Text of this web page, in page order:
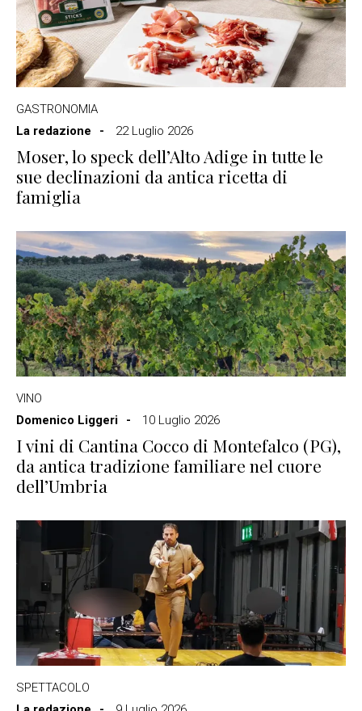
GASTRONOMIA
La redazione
22 Luglio 2026
Moser, lo speck dell’Alto Adige in tutte le
sue declinazioni da antica ricetta di
famiglia
VINO
Domenico Liggeri
10 Luglio 2026
I vini di Cantina Cocco di Montefalco (PG),
da antica tradizione familiare nel cuore
dell’Umbria
SPETTACOLO